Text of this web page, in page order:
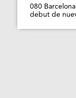
080
debut de